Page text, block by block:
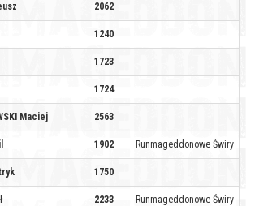
2062
1240
1723
1724
Maciej 2563
1902 Runmageddonowe Świry
1750
2233 Runmageddonowe Świry